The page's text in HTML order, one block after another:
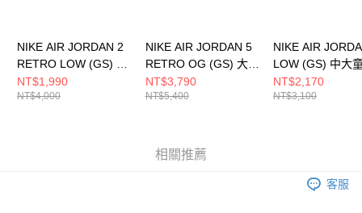
NIKE AIR JORDAN 2
RETRO LOW (GS) 中
大童 籃球鞋
FJ6869104
NT$1,990
NT$4,000
NIKE AIR JORDAN 5
RETRO OG (GS) 大童
籃球鞋 HQ7980100
NT$3,790
NT$5,400
NIKE AIR
LOW (GS) 中大
球鞋 553560044
NT$2,170
NT$3,100
相關推薦
客服